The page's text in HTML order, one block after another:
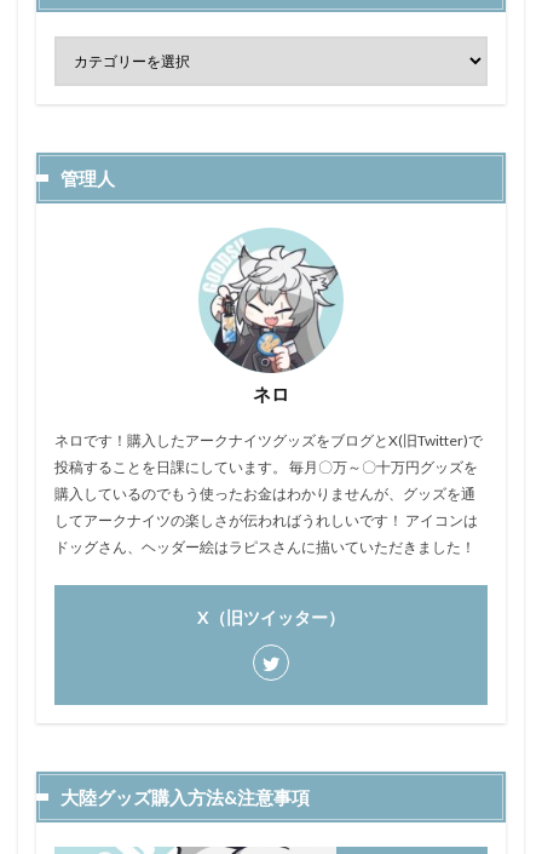
管理人
ネロ
ネロです！購入したアークナイツグッズをブログとX(旧Twitter)で
投稿することを日課にしています。 毎月〇万～〇十万円グッズを
購入しているのでもう使ったお金はわかりませんが、グッズを通
してアークナイツの楽しさが伝わればうれしいです！ アイコンは
ドッグさん、ヘッダー絵はラピスさんに描いていただきました！
X（旧ツイッター）
大陸グッズ購入方法&注意事項